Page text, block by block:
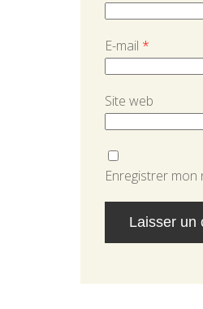
E-mail *
Site web
Enregistrer